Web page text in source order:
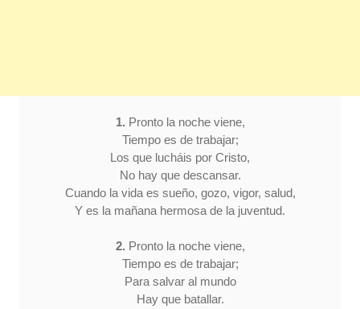
1. Pronto la noche viene,
Tiempo es de trabajar;
Los que lucháis por Cristo,
No hay que descansar.
Cuando la vida es sueño, gozo, vigor, salud,
Y es la mañana hermosa de la juventud.
2. Pronto la noche viene,
Tiempo es de trabajar;
Para salvar al mundo
Hay que batallar.